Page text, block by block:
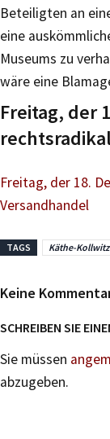
Beteiligten an
eine
Museums zu
wäre eine
Freitag, der
Freitag, der 18.
Versandhandel
TAGS Käthe-
Keine
SCHREIBEN SIE
Sie müssen
abzugeben.